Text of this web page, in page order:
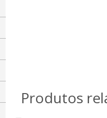
Produtos